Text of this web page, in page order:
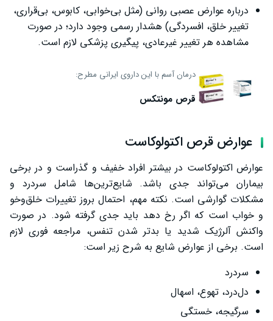
درباره عوارض عصبی روانی (مثل بی‌خوابی، کابوس، بی‌قراری،
تغییر خلق، افسردگی) هشدار رسمی وجود دارد؛ در صورت
مشاهده هر تغییر غیرعادی، پیگیری پزشکی لازم است.
درمان آسم با این داروی ایرانی مطرح:
قرص مونتکس
عوارض قرص اکتولوکاست
عوارض اکتولوکاست در بیشتر افراد خفیف و گذراست و در برخی
بیماران می‌تواند جدی باشد. شایع‌ترین‌ها شامل سردرد و
مشکلات گوارشی است. نکته مهم، احتمال بروز تغییرات خلق‌وخو
و خواب است که اگر رخ دهد باید جدی گرفته شود. در صورت
واکنش آلرژیک شدید یا بدتر شدن تنفس، مراجعه فوری لازم
است. برخی از عوارض شایع به شرح زیر است:
سردرد
دل‌درد، تهوع، اسهال
سرگیجه، خستگی